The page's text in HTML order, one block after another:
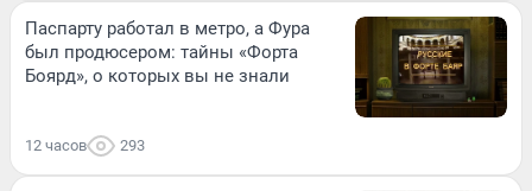
Паспарту работал в метро, а Фура
был продюсером: тайны «Форта
Боярд», о которых вы не знали
12 часов 293